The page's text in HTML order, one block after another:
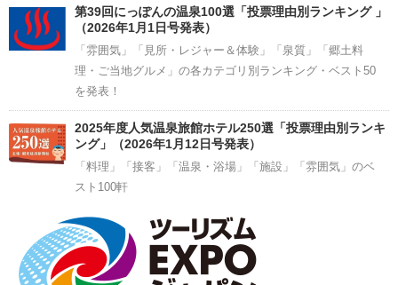
第39回にっぽんの温泉100選「投票理由別ランキング 」
（2026年1月1日号発表）
「雰囲気」「見所・レジャー＆体験」「泉質」「郷土料
理・ご当地グルメ」の各カテゴリ別ランキング・ベスト50
を発表！
2025年度人気温泉旅館ホテル250選「投票理由別ランキ
ング」（2026年1月12日号発表）
「料理」「接客」「温泉・浴場」「施設」「雰囲気」のベ
スト100軒